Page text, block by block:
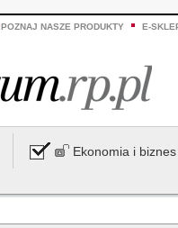
POZNAJ NASZE PRODUKTY E-
Ekonomia i biznes